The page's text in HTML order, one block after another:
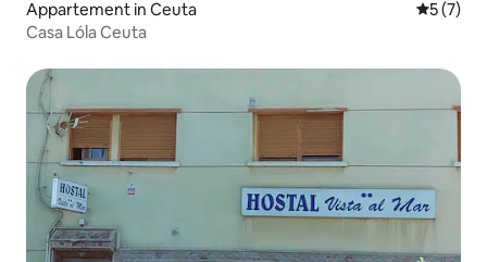
Appartement in Ceuta
5 (7)
Casa Lóla Ceuta